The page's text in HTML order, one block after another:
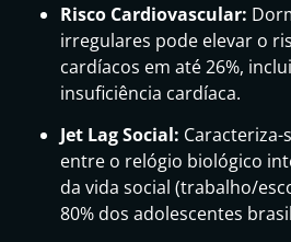
Risco Cardiovascular:
irregulares pode elevar o
cardíacos em até 26%,
insuficiência cardíaca.
Jet Lag Social: Caracteriza-
entre o relógio biológico
da vida social (trabalho/
80% dos adolescentes